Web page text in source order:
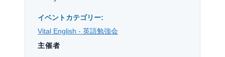
イベントカテゴリー:
Vital English - 英語勉強会
主催者